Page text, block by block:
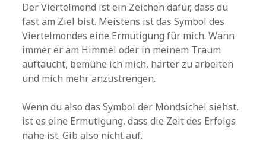
Der Viertelmond ist ein Zeichen dafür, dass du
fast am Ziel bist. Meistens ist das Symbol des
Viertelmondes eine Ermutigung für mich. Wann
immer er am Himmel oder in meinem Traum
auftaucht, bemühe ich mich, härter zu arbeiten
und mich mehr anzustrengen.
Wenn du also das Symbol der Mondsichel siehst,
ist es eine Ermutigung, dass die Zeit des Erfolgs
nahe ist. Gib also nicht auf.